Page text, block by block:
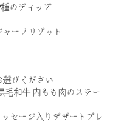
のディップ
ーノリゾット
びください
毛和牛 内もも肉のステー
セージ入りデザートプレ